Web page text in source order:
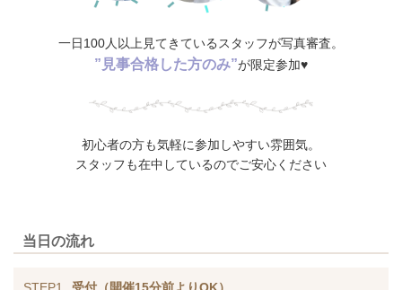
一日100人以上見てきているスタッフが写真審査。
”見事合格した方のみ”が限定参加♥
初心者の方も気軽に参加しやすい雰囲気。
スタッフも在中しているのでご安心ください
当日の流れ